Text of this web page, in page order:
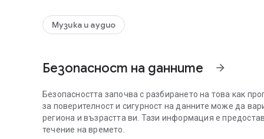
💓 задайте като обща мелодия за звънене или за
💓 задайте като приспособление;
Тръгнете на романтично пътуване с романтични
най-съкровените си чувства, или искате романтична
– създавайте романтична атмосфера без значение
Музика и аудио
Безопасност на данните arrow_forward
Безопасността започва с разбирането на това как
за поверителност и сигурност на данните може да
региона и възрастта ви. Тази информация е
течение на времето.